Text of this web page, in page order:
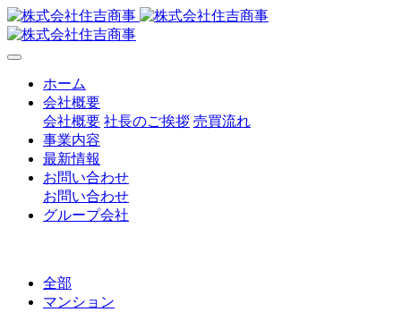
ホーム
会社概要
会社概要 社長のご挨拶 売買流れ
事業内容
最新情報
お問い合わせ
お問い合わせ
グループ会社
全部
マンション